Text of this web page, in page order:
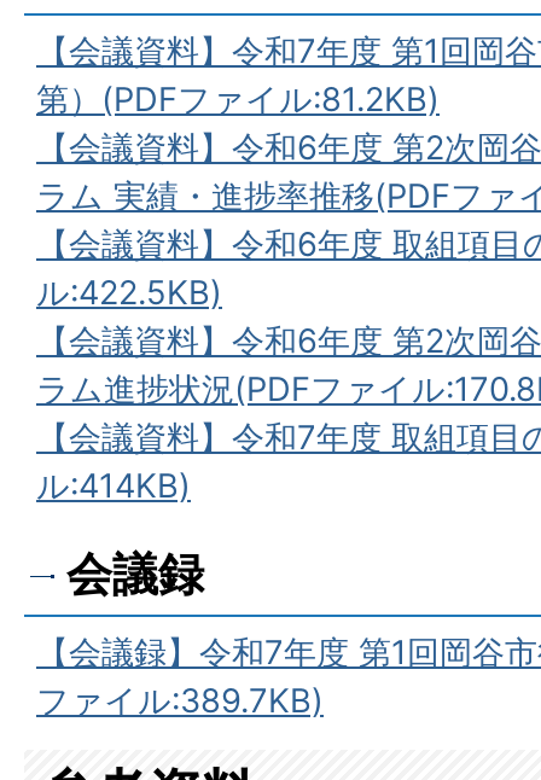
【会議資料】令和7年度 第1回岡
第）(PDFファイル:81.2KB)
【会議資料】令和6年度 第2次岡
ラム 実績・進捗率推移(PDFファ
【会議資料】令和6年度 取組項
ル:422.5KB)
【会議資料】令和6年度 第2次岡
ラム進捗状況(PDFファイル
【会議資料】令和7年度 取組項
ル:414KB)
会議録
【会議録】令和7年度 第1回岡谷
ファイル:389.7KB)